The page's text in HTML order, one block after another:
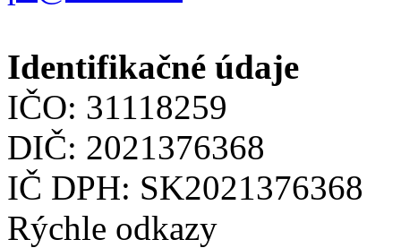
Identifikačné údaje
IČO: 31118259
DIČ: 2021376368
IČ DPH: SK2021376368
Rýchle odkazy